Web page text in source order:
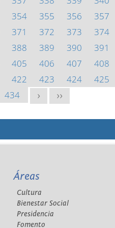
354 355 356 357
371 372 373 374
388 389 390 391
405 406 407 408
422 423 424 425
434 > >>
Áreas
Cultura
Bienestar Social
Presidencia
Fomento